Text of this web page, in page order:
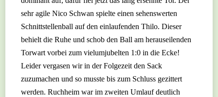
sehr agile Nico Schwan spielte einen sehenswerten
Schnittstellenball auf den einlaufenden Thilo. Dieser
behielt die Ruhe und schob den Ball am herauseilenden
Torwart vorbei zum vielumjubelten 1:0 in die Ecke!
Leider vergasen wir in der Folgezeit den Sack
zuzumachen und so musste bis zum Schluss gezittert
werden. Ruchheim war im zweiten Umlauf deutlich